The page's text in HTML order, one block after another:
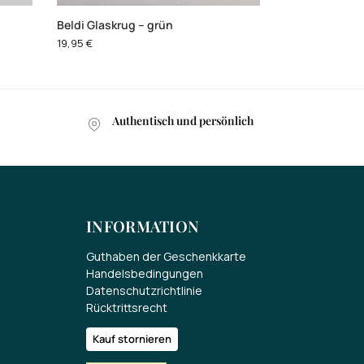
Beldi Glaskrug – grün
19,95€
Authentisch und persönlich
INFORMATION
Guthaben der Geschenkkarte
Handelsbedingungen
Datenschutzrichtlinie
Rücktrittsrecht
Kauf stornieren